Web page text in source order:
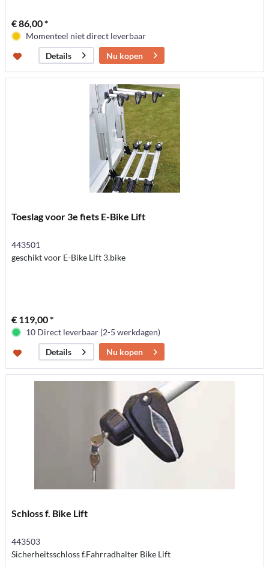
€ 86,00 *
Momenteel niet direct leverbaar
Details
Nu kopen
Toeslag voor 3e fiets E-Bike Lift
443501
geschikt voor E-Bike Lift 3.bike
€ 119,00 *
10 Direct leverbaar (2-5 werkdagen)
Details
Nu kopen
Schloss f. Bike Lift
443503
Sicherheitsschloss f.Fahrradhalter Bike Lift